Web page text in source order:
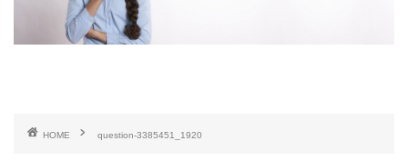
HOME question-3385451_1920